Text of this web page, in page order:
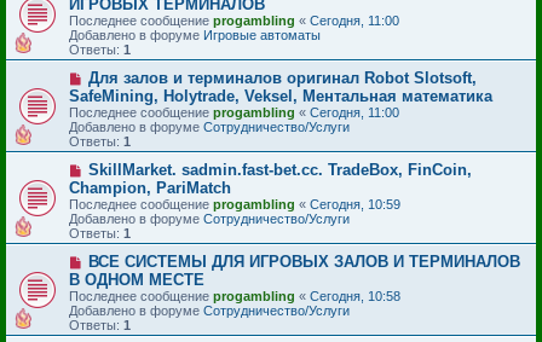
и
е
о
б
щ
е
н
и
е
в
о
е
с
о
б
щ
е
н
и
е
ИГРОВЫХ ТЕРМИНАЛОВ
Последнее сообщение progambling « Сегодня, 11:00
Добавлено в форуме Игровые автоматы
Ответы: 1
Н
о
в
о
е
с
о
о
б
щ
е
н
и
Для залов и терминалов оригинал Robot Slotsoft,
SafeMining, Holytrade, Veksel, Ментальная математика
Последнее сообщение progambling « Сегодня, 11:00
Добавлено в форуме Сотрудничество/Услуги
Ответы: 1
Н
о
в
о
е
с
о
о
б
щ
е
н
SkillMarket. sadmin.fast-bet.cc. TradeBox, FinCoin,
Champion, PariMatch
Последнее сообщение progambling « Сегодня, 10:59
Добавлено в форуме Сотрудничество/Услуги
Ответы: 1
Н
о
в
о
е
с
ВСЕ СИСТЕМЫ ДЛЯ ИГРОВЫХ ЗАЛОВ И ТЕРМИНАЛОВ
В ОДНОМ МЕСТЕ
Последнее сообщение progambling « Сегодня, 10:58
Добавлено в форуме Сотрудничество/Услуги
Ответы: 1